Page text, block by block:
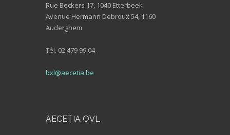
Rue Beckers 17, 1040 Etterbeek
Avenue Hermann Debroux 54, 1160
Auderghem
Tél. 02 479 99 04
bxl@aecetia.be
AECETIA OVL